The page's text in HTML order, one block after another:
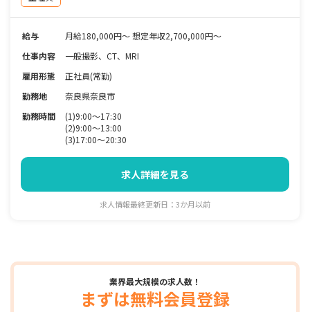
給与
月給180,000円～ 想定年収2,700,000円～
仕事内容
一般撮影、CT、MRI
雇用形態
正社員(常勤)
勤務地
奈良県奈良市
勤務時間
(1)9:00～17:30
(2)9:00～13:00
(3)17:00～20:30
求人詳細を見る
求人情報最終更新日：3か月以前
業界最大規模の求人数！
まずは無料会員登録